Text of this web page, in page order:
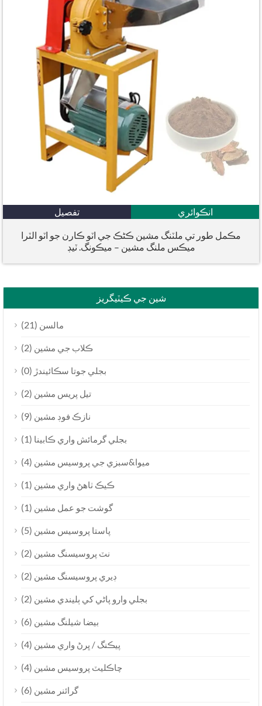
تفصيل انڪوائري
مڪمل طور تي ملٽنگ مشين ڪڻڪ جي اٽو ڪارن جو اٽو الٽرا
ميڪس ملنگ مشين – ميڪونگ. ٽيڊ
شين جي ڪيٽيگريز
مالسن (21)
ڪلاب جي مشين (2)
بجلي جوتا سڪائيندڙ (0)
تيل پريس مشين (2)
نازڪ فوڊ مشين (9)
بجلي گرمائش واري ڪابينا (1)
ميوا&سبزي جي پروسيس مشين (4)
ڪيڪ ٺاهڻ واري مشين (1)
گوشت جو عمل مشين (1)
پاستا پروسيس مشين (5)
نٽ پروسيسنگ مشين (2)
ڊيري پروسيسنگ مشين (2)
بجلي وارو پاڻي کي ٻليندي مشين (2)
بيضا شيلنگ مشين (6)
پيڪنگ / ڀرڻ واري مشين (4)
چاڪليٽ پروسيس مشين (4)
گرائنر مشين (6)